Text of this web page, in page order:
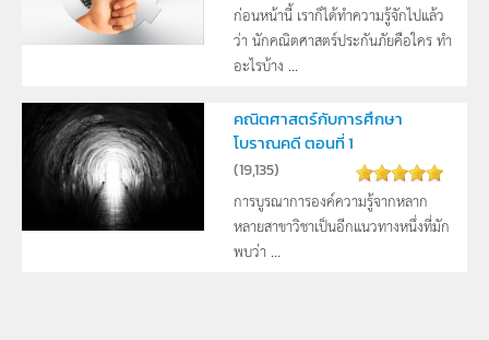
ก่อนหน้านี้ เราก็ได้ทำความรู้จักไปแล้ว
ว่า นักคณิตศาสตร์ประกันภัยคือใคร ทำ
อะไรบ้าง ...
คณิตศาสตร์กับการศึกษา
โบราณคดี ตอนที่ 1
(19,135)
การบูรณาการองค์ความรู้จากหลาก
หลายสาขาวิชาเป็นอีกแนวทางหนึ่งที่มัก
พบว่า ...